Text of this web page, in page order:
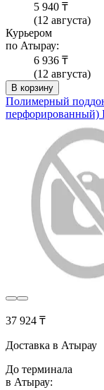
5 940 ₸
(12 августа)
Курьером
по Атырау:
6 936 ₸
(12 августа)
В корзину
Полимерный
перфорированный)
37 924 ₸
Доставка в Атырау
До терминала
в Атырау: